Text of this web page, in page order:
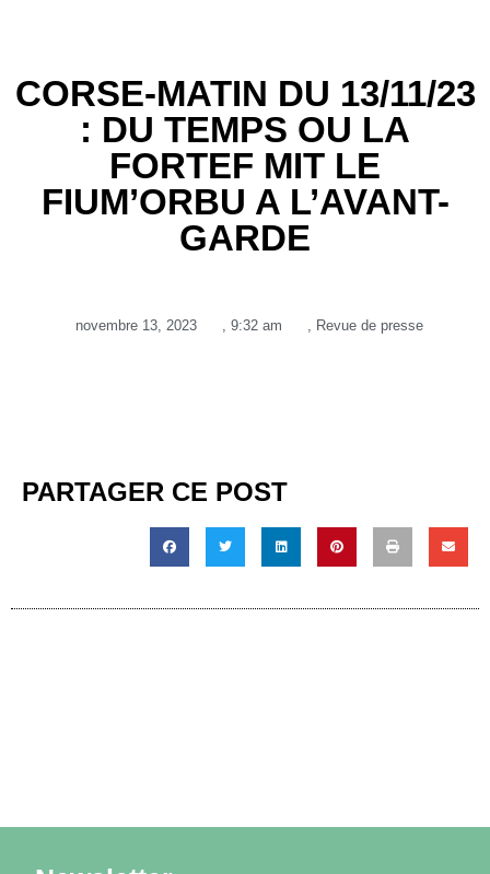
CORSE-MATIN DU 13/11/23
: DU TEMPS OU LA
FORTEF MIT LE
FIUM’ORBU A L’AVANT-
GARDE
novembre 13, 2023 9:32 am Revue de presse
PARTAGER CE POST